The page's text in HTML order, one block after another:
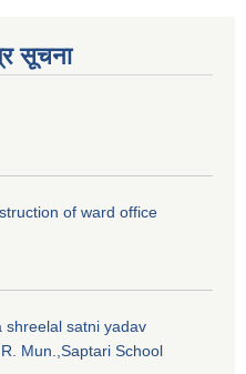
सूचना
of ward office
shreelal satni yadav
Mun.,Saptari School